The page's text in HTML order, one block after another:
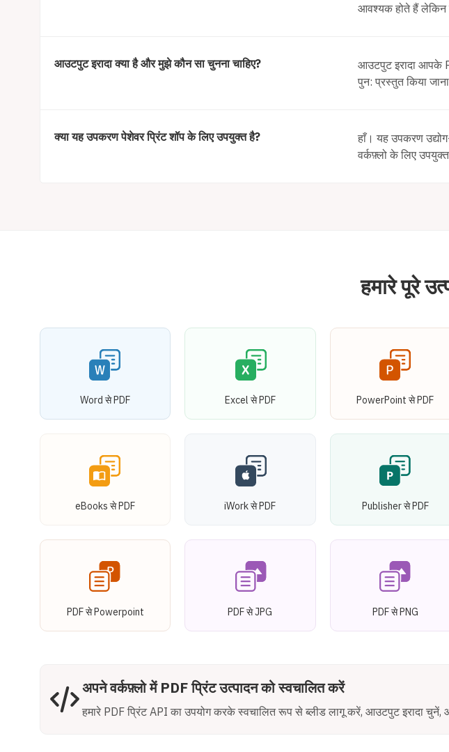
आवश्यक होते हैं लेकिन
आउटपुट इरादा क्या है और मुझे कौन सा चुनना चाहिए?
आउटपुट इरादा आपके
पुन: प्रस्तुत किया
क्या यह उपकरण पेशेवर प्रिंट शॉप के लिए उपयुक्त है?
हाँ। यह उपकरण
वर्कफ़्लो के लिए
हमारे पूरे
Word से PDF Excel से PDF PowerPoint से PDF
eBooks से PDF iWork से PDF Publisher से PDF
PDF से Powerpoint PDF से JPG PDF से PNG
अपने वर्कफ़्लो में PDF प्रिंट उत्पादन को स्वचालित करें
हमारे PDF प्रिंट API का उपयोग करके स्वचालित रूप से ब्लीड लागू करें, आउटपुट इरादा चुनें,